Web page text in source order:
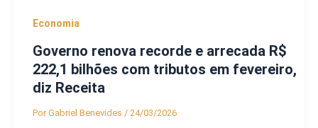
Economia
Governo renova recorde e arrecada R$
222,1 bilhões com tributos em fevereiro,
diz Receita
PorGabriel Benevides / 24/03/2026